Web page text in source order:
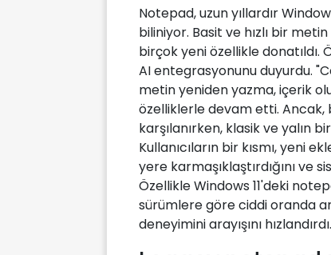
Notepad, uzun yıllardır
biliniyor. Basit ve hızlı bir
birçok yeni özellikle
AI entegrasyonunu duyurdu.
metin yeniden yazma, içerik
özelliklerle devam etti. Ancak,
karşılanırken, klasik ve yalın
Kullanıcıların bir kısmı, yeni
yere karmaşıklaştırdığını ve
Özellikle Windows 11'deki
sürümlere göre ciddi oranda
deneyimini arayışını hızlandırdı.